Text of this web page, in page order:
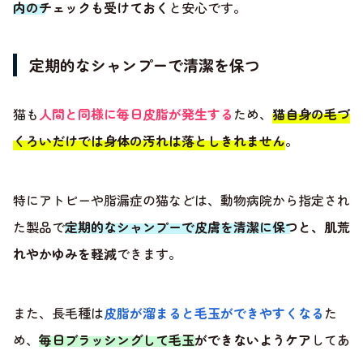
内のチェックも受けておく と安心です。
定期的なシャンプーで清潔を保つ
猫も 人間と同様に毎日皮脂が発生する ため、 猫自身の毛づ
くろいだけでは身体の汚れは落としきれません。
特にアトピーや脂漏症の猫などは、動物病院から指定され
た製品で定期的なシャンプーで皮膚を清潔に保つと、肌荒
れやかゆみを軽減できます。
また、長毛種は皮脂が溜まると毛玉ができやすくなる た
め、 毎日ブラッシングして毛玉ができないようケア してあ